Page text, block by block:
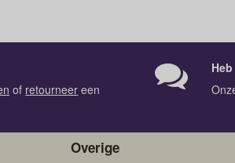
of retourneer een
Overige